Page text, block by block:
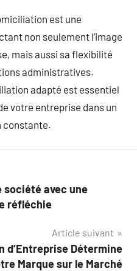
est une
non seulement l’image
mais aussi sa flexibilité
administratives.
adapté est essentiel
votre entreprise dans un
constante.
société avec une
réfléchie
Article suivant
d’Entreprise Détermine
Marque sur le Marché